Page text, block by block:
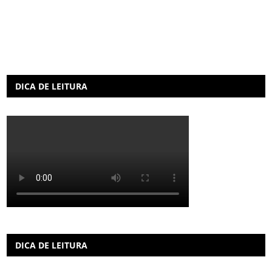
DICA DE LEITURA
DICA DE LEITURA